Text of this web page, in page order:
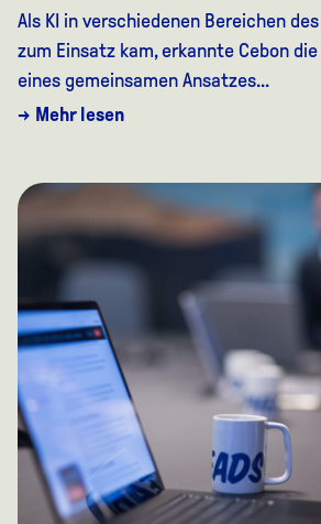
Als KI in verschiedenen Bereichen
zum Einsatz kam, erkannte Cebon
eines gemeinsamen Ansatzes...
→ Mehr lesen